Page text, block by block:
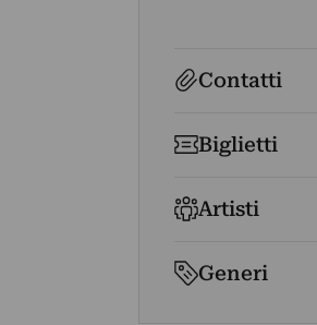
Contatti
Biglietti
Artisti
Generi